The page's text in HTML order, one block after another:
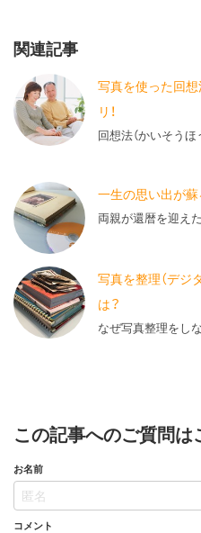
関連記事
写真を使った回
リ！
回想法（かいそうほ
一生の思い出が蘇
両親が還暦を迎え
写真を整理（デジ
は？
なぜ写真整理をし
この記事へのご質問は
お名前
コメント